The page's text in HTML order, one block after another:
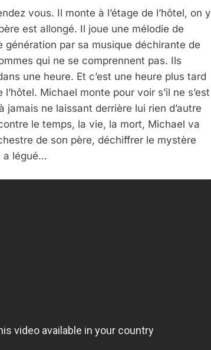
vous. Il monte à l’étage de l’hôtel, on y
est allongé. Il joue une mélodie de
par sa musique déchirante de
qui ne se comprennent pas. Ils
une heure. Et c’est une heure plus tard
Michael monte pour voir s’il ne s’est
jamais ne laissant derrière lui rien d’autre
le temps, la vie, la mort, Michael va
de son père, déchiffrer le mystère
a légué…